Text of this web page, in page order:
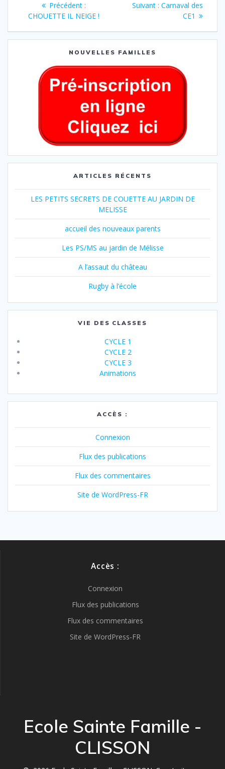
Précédent :
CHOUETTE IL NEIGE !
Suivant : Carnaval des
CE1
NOUVELLES FAMILLES
ARTICLES RÉCENTS
LES PETITS SECRETS DE COUETTE AU JARDIN DE
MELISSE
accueil des nouveaux parents
Les PS/MS au jardin de Mélisse
A l’assaut du château
Rugby à l’école
VIE DES CLASSES
CYCLE 1
CYCLE 2
CYCLE 3
Animations
ACCÈS :
Connexion
Flux des publications
Flux des commentaires
Site de WordPress-FR
Accès :
Connexion
Flux des publications
Flux des commentaires
Site de WordPress-FR
Ecole Sainte Famille -
CLISSON